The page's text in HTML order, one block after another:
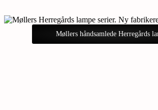
Møllers håndsamlede Herregårds